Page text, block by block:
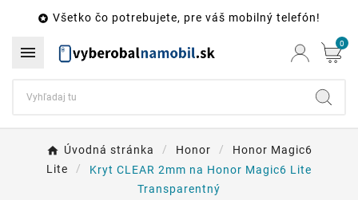
 Všetko čo potrebujete, pre váš mobilný telefón!
 0
Úvodná stránka Honor
Honor Magic6
Lite
Kryt CLEAR 2mm na Honor Magic6 Lite
Transparentný